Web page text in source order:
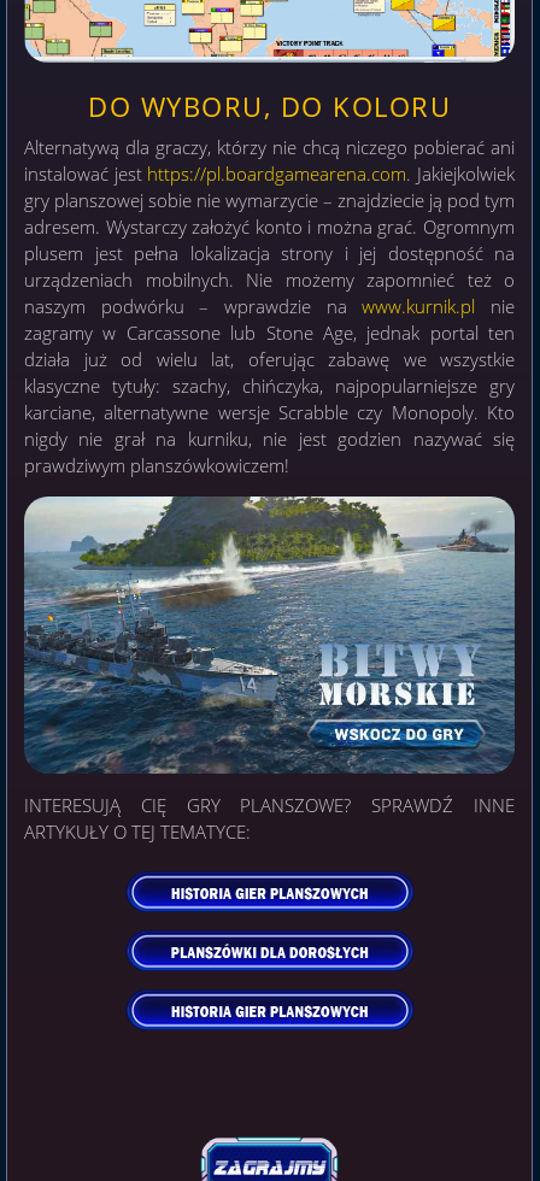
DO WYBORU, DO KOLORU
Alternatywą dla graczy, którzy nie chcą niczego pobierać ani
instalować jest https://pl.boardgamearena.com. Jakiejkolwiek
gry planszowej sobie nie wymarzycie – znajdziecie ją pod tym
adresem. Wystarczy założyć konto i można grać. Ogromnym
plusem jest pełna lokalizacja strony i jej dostępność na
urządzeniach mobilnych. Nie możemy zapomnieć też o
naszym podwórku – wprawdzie nawww.kurnik.pl nie
zagramy w Carcassone lub Stone Age, jednak portal ten
działa już od wielu lat, oferując zabawę we wszystkie
klasyczne tytuły: szachy, chińczyka, najpopularniejsze gry
karciane, alternatywne wersje Scrabble czy Monopoly. Kto
nigdy nie grał na kurniku, nie jest godzien nazywać się
prawdziwym planszówkowiczem!
INTERESUJĄ CIĘ GRY PLANSZOWE? SPRAWDŹ INNE
ARTYKUŁY O TEJ TEMATYCE: